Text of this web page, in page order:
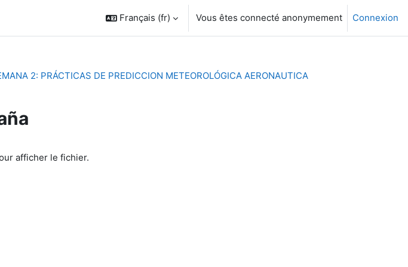
Français ‎(fr)‎ Vous êtes connecté anonymement Connexion
2: PRÁCTICAS DE PREDICCION METEOROLÓGICA AERONAUTICA
afficher le fichier.